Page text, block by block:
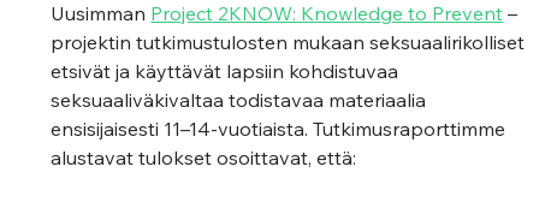
Uusimman Project 2KNOW: Knowledge to Prevent –
projektin tutkimustulosten mukaan seksuaalirikolliset
etsivät ja käyttävät lapsiin kohdistuvaa
seksuaaliväkivaltaa todistavaa materiaalia
ensisijaisesti 11–14-vuotiaista. Tutkimusraporttimme
alustavat tulokset osoittavat, että: